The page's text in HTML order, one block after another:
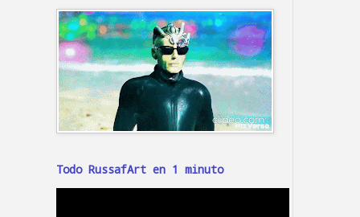
Todo RussafArt en 1 minuto